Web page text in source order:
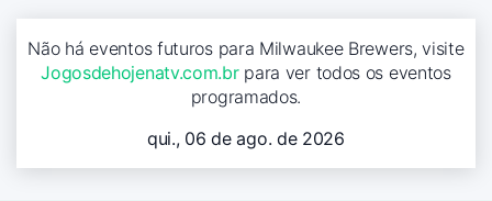
Não há eventos futuros para Milwaukee Brewers, visite
Jogosdehojenatv.com.brpara ver todos os eventos
programados.
qui., 06 de ago. de 2026